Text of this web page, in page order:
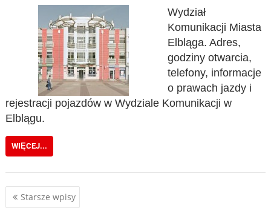
Wydział
Komunikacji Miasta
Elbląga. Adres,
godziny otwarcia,
telefony, informacje
o prawach jazdy i
rejestracji pojazdów w Wydziale Komunikacji w
Elblągu.
WIĘCEJ...
Nawigacja
Starsze wpisy